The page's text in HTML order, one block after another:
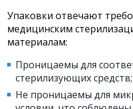
Упаковки отвечают
медицинским
материалам:
Проницаемы для
стерилизующих средств;
Не проницаемы для